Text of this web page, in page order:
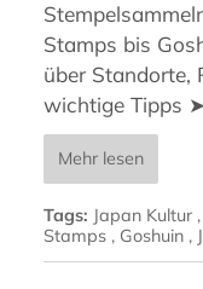
Stamps bis
über Standorte,
wichtige Tipps ➤
Mehr lesen
Tags: Japan Kultur ,
Stamps , Goshuin ,